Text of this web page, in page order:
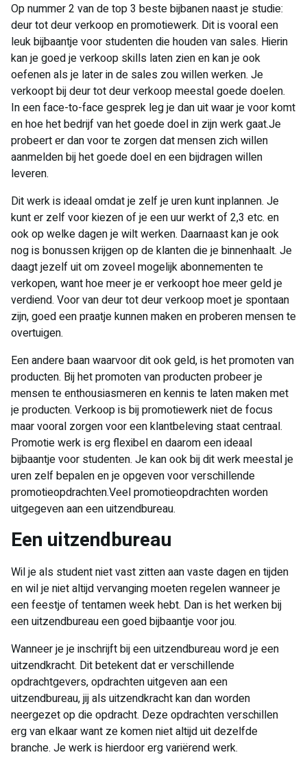
Op nummer 2 van de top 3 beste bijbanen naast je studie:
deur tot deur verkoop en promotiewerk. Dit is vooral een
leuk bijbaantje voor studenten die houden van sales. Hierin
kan je goed je verkoop skills laten zien en kan je ook
oefenen als je later in de sales zou willen werken. Je
verkoopt bij deur tot deur verkoop meestal goede doelen.
In een face-to-face gesprek leg je dan uit waar je voor komt
en hoe het bedrijf van het goede doel in zijn werk gaat.Je
probeert er dan voor te zorgen dat mensen zich willen
aanmelden bij het goede doel en een bijdragen willen
leveren.
Dit werk is ideaal omdat je zelf je uren kunt inplannen. Je
kunt er zelf voor kiezen of je een uur werkt of 2,3 etc. en
ook op welke dagen je wilt werken. Daarnaast kan je ook
nog is bonussen krijgen op de klanten die je binnenhaalt. Je
daagt jezelf uit om zoveel mogelijk abonnementen te
verkopen, want hoe meer je er verkoopt hoe meer geld je
verdiend. Voor van deur tot deur verkoop moet je spontaan
zijn, goed een praatje kunnen maken en proberen mensen te
overtuigen.
Een andere baan waarvoor dit ook geld, is het promoten van
producten. Bij het promoten van producten probeer je
mensen te enthousiasmeren en kennis te laten maken met
je producten. Verkoop is bij promotiewerk niet de focus
maar vooral zorgen voor een klantbeleving staat centraal.
Promotie werk is erg flexibel en daarom een ideaal
bijbaantje voor studenten. Je kan ook bij dit werk meestal je
uren zelf bepalen en je opgeven voor verschillende
promotieopdrachten.Veel promotieopdrachten worden
uitgegeven aan een uitzendbureau.
Een uitzendbureau
Wil je als student niet vast zitten aan vaste dagen en tijden
en wil je niet altijd vervanging moeten regelen wanneer je
een feestje of tentamen week hebt. Dan is het werken bij
een uitzendbureau een goed bijbaantje voor jou.
Wanneer je je inschrijft bij een uitzendbureau word je een
uitzendkracht. Dit betekent dat er verschillende
opdrachtgevers, opdrachten uitgeven aan een
uitzendbureau, jij als uitzendkracht kan dan worden
neergezet op die opdracht. Deze opdrachten verschillen
erg van elkaar want ze komen niet altijd uit dezelfde
branche. Je werk is hierdoor erg variërend werk.